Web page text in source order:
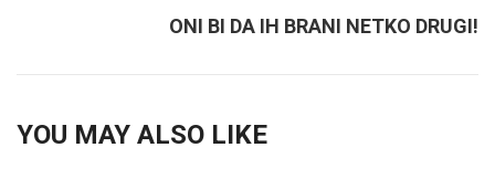
ONI BI DA IH BRANI NETKO DRUGI!
YOU MAY ALSO LIKE